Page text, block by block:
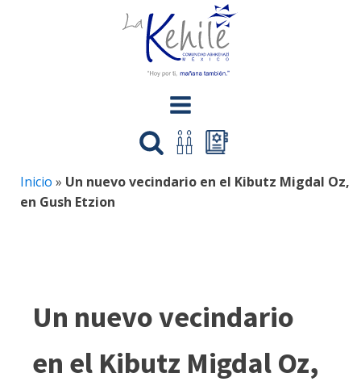
Inicio » Un nuevo vecindario en el Kibutz Migdal Oz,
en Gush Etzion
Un nuevo vecindario
en el Kibutz Migdal Oz,